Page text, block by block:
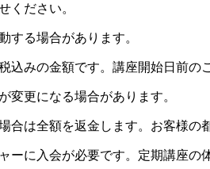
ください。
する場合があります。
みの金額です。講座開始日前の
更になる場合があります。
は全額を返金します。お客様の
に入会が必要です。定期講座の